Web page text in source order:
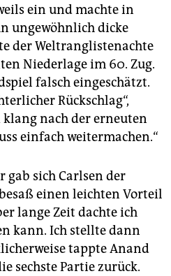
ein und machte in
ungewöhnlich dicke
der Weltranglistenachte
Niederlage im 60. Zug.
falsch eingeschätzt.
Rückschlag“,
nach der erneuten
einfach weitermachen.“
gab sich Carlsen der
einen leichten Vorteil
lange Zeit dachte ich
kann. Ich stellte dann
tappte Anand
sechste Partie zurück.